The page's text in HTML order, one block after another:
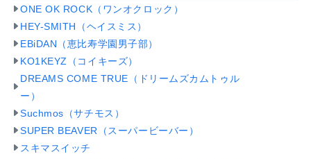
ONE OK ROCK（ワンオクロック）
HEY-SMITH（ヘイスミス）
EBiDAN（恵比寿学園男子部）
KO1KEYZ（コイキーズ）
DREAMS COME TRUE（ドリームズカムトゥル
ー）
Suchmos（サチモス）
SUPER BEAVER（スーパービーバー）
スキマスイッチ